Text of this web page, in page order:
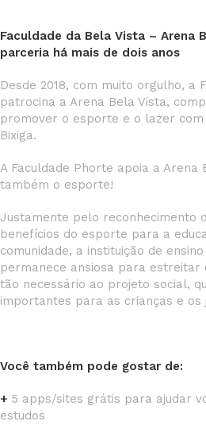
Faculdade da Bela Vista – Arena
parceria há mais de dois anos
Desde 2018, com muito orgulho, a
patrocina a Arena Bela Vista,
promover o esporte e o lazer
Bixiga.
A Faculdade Phorte apoia a Arena
também o esporte!
Justamente pelo reconhecimento
benefícios do esporte para a
comunidade, a instituição de
permanece ansiosa para
tão necessário ao projeto social,
importantes para as crianças e os
Você também pode gostar de:
+ 5 apps/sites grátis para ajudar
estudos